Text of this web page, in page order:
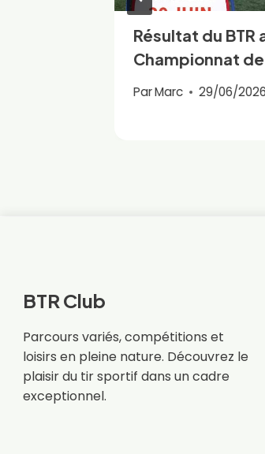
Résultat du BTR
Championnat de
ParMarc 29/06/
BTR Club
Parcours variés, compétitions et
loisirs en pleine nature. Découvrez le
plaisir du tir sportif dans un cadre
exceptionnel.